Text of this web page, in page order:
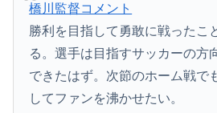
橋川監督コメント
勝利を目指して勇敢に戦ったこ
る。選手は目指すサッカーの方
できたはず。次節のホーム戦で
してファンを沸かせたい。